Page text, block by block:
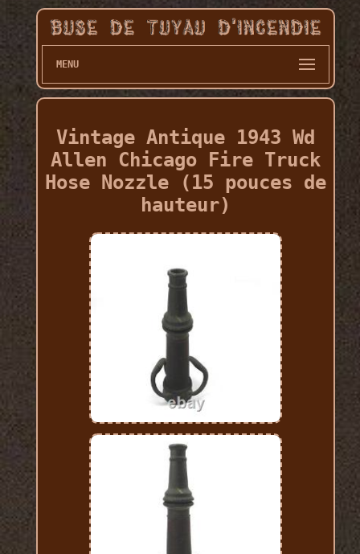
MENU
Vintage Antique 1943 Wd
Allen Chicago Fire Truck
Hose Nozzle (15 pouces de
hauteur)